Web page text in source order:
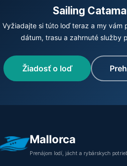
Sailing
Vyžiadajte si túto loď teraz a my vám
dátum, trasu a zahrnuté služby
Žiadosť o loď
Mallorca
Prenájom lodí, jácht a rybárskych